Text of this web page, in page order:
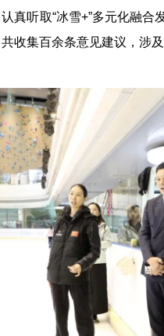
真听取“冰雪+”多元化融
收集百余条意见建议，涉